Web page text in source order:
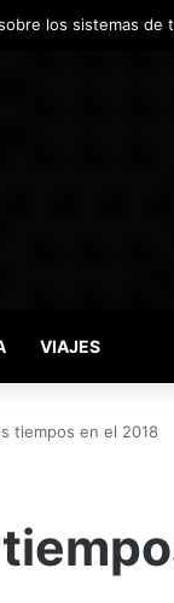
Kartismo
VIAJES
tiempos en el 2018